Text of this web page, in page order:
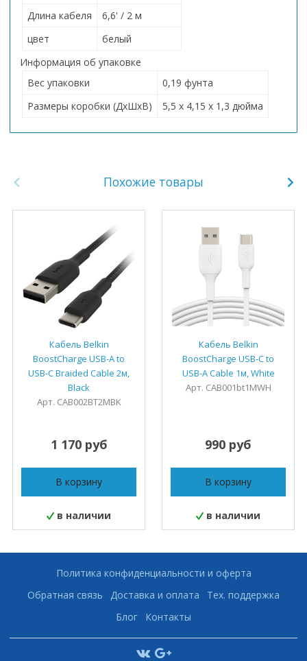
Длина кабеля
6,6' / 2 м
цвет
белый
Информация об упаковке
Вес упаковки
0,19 фунта
Размеры коробки (ДхШхВ)
5,5 x 4,15 x 1,3 дюйма
Похожие товары
Кабель Belkin
BoostCharge USB-A to
USB-C Braided Cable 2м,
Black
Арт. CAB002BT2MBK
1 170 руб
В корзину
в наличии
Кабель Belkin
BoostCharge USB-C to
USB-A Cable 1м, White
Арт. CAB001bt1MWH
990 руб
В корзину
в наличии
Политика конфиденциальности и оферта
Обратная связь
Доставка и оплата
Тех. поддержка
Блог
Контакты